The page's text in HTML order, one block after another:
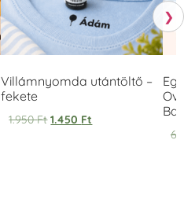
Villámnyomda utántöltő –
fekete
1.950Ft 1.450 Ft
❯